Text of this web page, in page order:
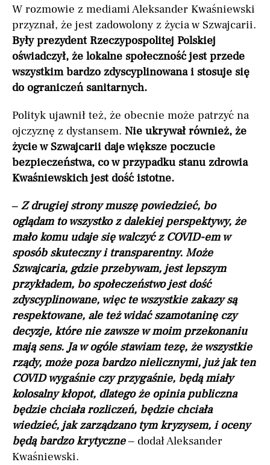
W rozmowie z mediami Aleksander Kwaśniewski
przyznał, że jest zadowolony z życia w Szwajcarii.
Były prezydent Rzeczypospolitej Polskiej
oświadczył, że lokalne społeczność jest przede
wszystkim bardzo zdyscyplinowana i stosuje się
do ograniczeń sanitarnych.
Polityk ujawnił też, że obecnie może patrzyć na
ojczyznę z dystansem. Nie ukrywał również, że
życie w Szwajcarii daje większe poczucie
bezpieczeństwa, co w przypadku stanu zdrowia
Kwaśniewskich jest dość istotne.
– Z drugiej strony muszę powiedzieć, bo
oglądam to wszystko z dalekiej perspektywy, że
mało komu udaje się walczyć z COVID-em w
sposób skuteczny i transparentny. Może
Szwajcaria, gdzie przebywam, jest lepszym
przykładem, bo społeczeństwo jest dość
zdyscyplinowane, więc te wszystkie zakazy są
respektowane, ale też widać szamotaninę czy
decyzje, które nie zawsze w moim przekonaniu
mają sens. Ja w ogóle stawiam tezę, że wszystkie
rządy, może poza bardzo nielicznymi, już jak ten
COVID wygaśnie czy przygaśnie, będą miały
kolosalny kłopot, dlatego że opinia publiczna
będzie chciała rozliczeń, będzie chciała
wiedzieć, jak zarządzano tym kryzysem, i oceny
będą bardzo krytyczne– dodał Aleksander
Kwaśniewski.